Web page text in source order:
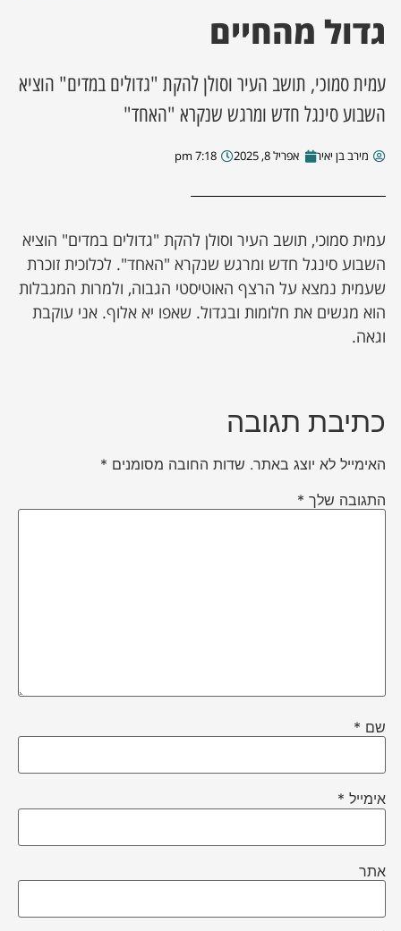
מסע מלחמה
השבוע
עסקים
גדול מהחיים
עמית סמוכי, תושב העיר וסולן להקת "גדולים במדים" הוציא
השבוע סינגל חדש ומרגש שנקרא "האחד"
מירב בן יאיר אפריל 8, 2025 7:18 pm
עמית סמוכי, תושב העיר וסולן להקת "גדולים במדים" הוציא
השבוע סינגל חדש ומרגש שנקרא "האחד". לכלוכית זוכרת
שעמית נמצא על הרצף האוטיסטי הגבוה, ולמרות המגבלות
הוא מגשים את חלומות ובגדול. שאפו יא אלוף. אני עוקבת
וגאה.
כתיבת תגובה
האימייל לא יוצג באתר. שדות החובה מסומנים *
התגובה שלך *
שם *
אימייל *
אתר